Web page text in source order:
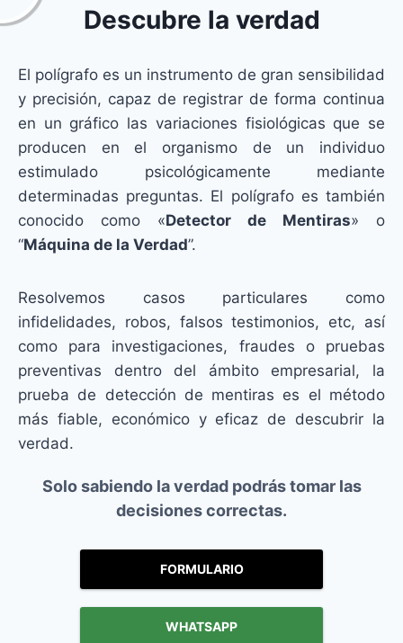
Descubre la verdad
El polígrafo es un instrumento de gran sensibilidad
y precisión, capaz de registrar de forma continua
en un gráfico las variaciones fisiológicas que se
producen en el organismo de un individuo
estimulado psicológicamente mediante
determinadas preguntas. El polígrafo es también
conocido como «Detector de Mentiras» o
“Máquina de la Verdad”.
Resolvemos casos particulares como
infidelidades, robos, falsos testimonios, etc, así
como para investigaciones, fraudes o pruebas
preventivas dentro del ámbito empresarial, la
prueba de detección de mentiras es el método
más fiable, económico y eficaz de descubrir la
verdad.
Solo sabiendo la verdad podrás tomar las
decisiones correctas.
FORMULARIO
WHATSAPP